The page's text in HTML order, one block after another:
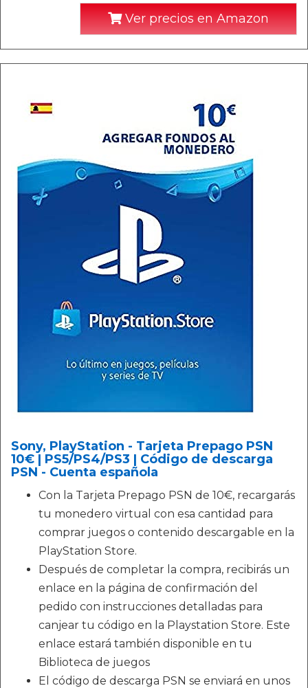
Ver precios en Amazon
Sony, PlayStation - Tarjeta Prepago PSN
10€ | PS5/PS4/PS3 | Código de descarga
PSN - Cuenta española
Con la Tarjeta Prepago PSN de 10€, recargarás
tu monedero virtual con esa cantidad para
comprar juegos o contenido descargable en la
PlayStation Store.
Después de completar la compra, recibirás un
enlace en la página de confirmación del
pedido con instrucciones detalladas para
canjear tu código en la Playstation Store. Este
enlace estará también disponible en tu
Biblioteca de juegos
El código de descarga PSN se enviará en unos